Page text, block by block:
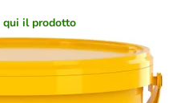
qui il prodotto